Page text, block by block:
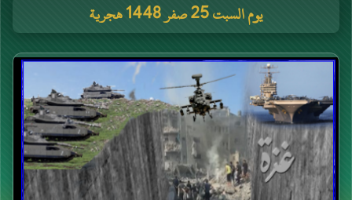
يوم السبت 25 صفر 1448 هجرية